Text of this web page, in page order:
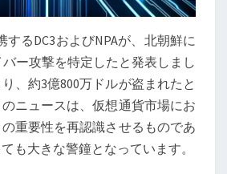
高
値、
仮
想
通
貨
市
るDC3およびNPAが、北朝鮮に
バー攻撃を特定したと発表しまし
、約3億800万ドルが盗まれたと
ニュースは、仮想通貨市場にお
重要性を再認識させるものであ
も大きな警鐘となっています。